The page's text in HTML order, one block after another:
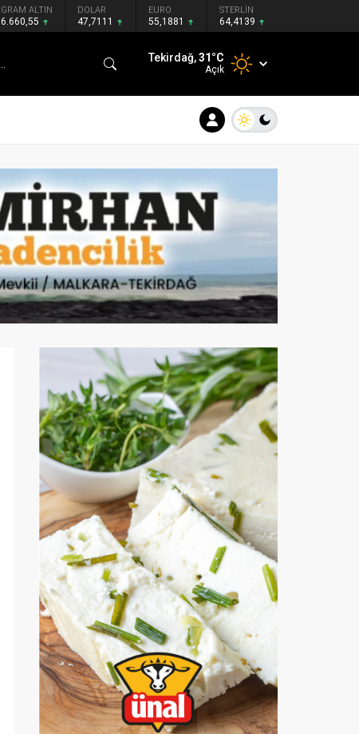
GRAM ALTIN
6.660,55
DOLAR
47,7111
EURO
55,1881
STERLİN
64,4139
Tekirdağ,31°C
Açık